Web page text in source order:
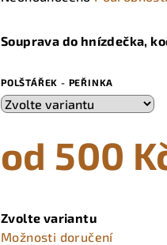
produktu
z
5
Souprava do hnízdečka,
POLŠTÁŘEK - PEŘINKA
od 500
cena:
Zvolte variantu
Možnosti doručení